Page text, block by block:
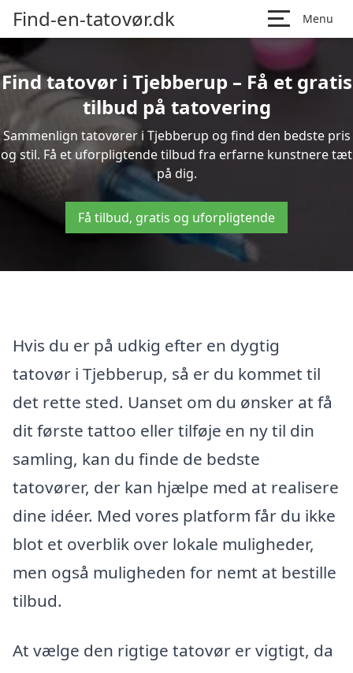
Find-en-tatovør.dk Menu
Find tatovør i Tjebberup – Få et gratis
tilbud på tatovering
Sammenlign tatovører i Tjebberup og find den bedste pris
og stil. Få et uforpligtende tilbud fra erfarne kunstnere tæt
på dig.
Få tilbud, gratis og uforpligtende
Hvis du er på udkig efter en dygtig
tatovør i Tjebberup, så er du kommet til
det rette sted. Uanset om du ønsker at få
dit første tattoo eller tilføje en ny til din
samling, kan du finde de bedste
tatovører, der kan hjælpe med at realisere
dine idéer. Med vores platform får du ikke
blot et overblik over lokale muligheder,
men også muligheden for nemt at bestille
tilbud.
At vælge den rigtige tatovør er vigtigt, da